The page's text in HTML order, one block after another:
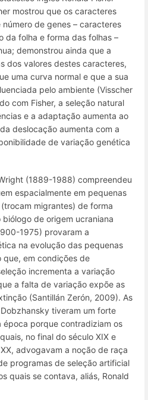
mostrou que os caracteres
de genes – caracteres
da folha e forma das folhas –
demonstrou ainda que a
dos valores destes caracteres,
uma curva normal e que a sua
pelo ambiente (Visscher
com Fisher, a seleção natural
e a adaptação aumenta ao
deslocação aumenta com a
de variação genética
(1889-1988) compreendeu
espacialmente em pequenas
migrantes) de forma
de origem ucraniana
1975) provaram a
na evolução das pequenas
que, em condições de
incrementa a variação
a falta de variação expõe as
(Santillán Zerón, 2009). As
tiveram um forte
época porque contradiziam os
no final do século XIX e
advogavam a noção de raça
programas de seleção artificial
quais se contava, aliás, Ronald